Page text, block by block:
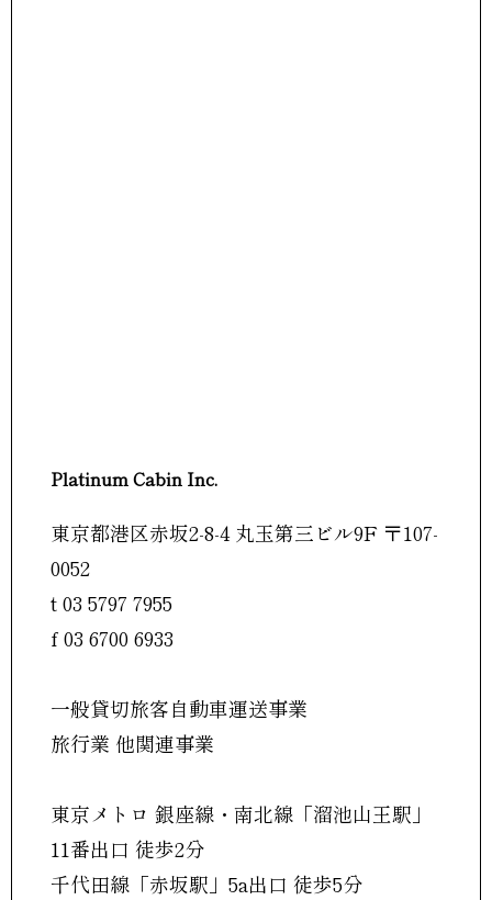
Platinum Cabin Inc.
東京都港区赤坂2-8-4 丸玉第三ビル9F 〒107-
0052
t 03 5797 7955
f 03 6700 6933
一般貸切旅客自動車運送事業
旅行業 他関連事業
東京メトロ 銀座線・南北線「溜池山王駅」
11番出口 徒歩2分
千代田線「赤坂駅」5a出口 徒歩5分